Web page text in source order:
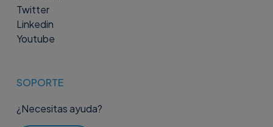
Twitter
Linkedin
Youtube
SOPORTE
¿Necesitas ayuda?